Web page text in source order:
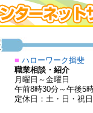
■ ハローワーク揖斐
職業相談・紹介
月曜日～金曜日
午前8時30分～午後5
定休日：土・日・祝